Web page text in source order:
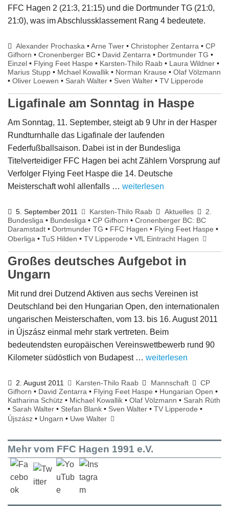
FFC Hagen 2 (21:3, 21:15) und die Dortmunder TG (21:0,
21:0), was im Abschlussklassement Rang 4 bedeutete.
Alexander Prochaska •Arne Twer •Christopher Zentarra •CP
Gifhorn • Cronenberger BC • David Zentarra • Dortmunder TG •
Einzel • Flying Feet Haspe • Karsten-Thilo Raab • Laura Wildner •
Marius Stupp • Mchael Kowallik • Norman Krause • Olaf Völzmann
• Oliver Loewen • Sarah Walter • Sven Walter • TV Lipperode
Ligafinale am Sonntag in Haspe
Am Sonntag, 11. September, steigt ab 9 Uhr in der Hasper
Rundturnhalle das Ligafinale der laufenden
Federfußballsaison. Dabei ist in der Bundesliga
Titelverteidiger FFC Hagen bei acht Zählern Vorsprung auf
Verfolger Flying Feet Haspe die 14. Deutsche
Meisterschaft wohl allenfalls … weiterlesen
5. September 2011 Karsten-Thilo Raab Aktuelles
2.
Bundesliga • Bundesliga • CP Gifhorn • Cronenberger BC: BC
Daramstadt • Dortmunder TG • FFC Hagen • Flying Feet Haspe •
Oberliga • TuS Hilden • TV Lipperode • VfL Eintracht Hagen
Großes deutsches Aufgebot in
Ungarn
Mit rund drei Dutzend Aktiven aus sechs Vereinen ist
Deutschland bei den Hungarian Open, den internationalen
ungarischen Meisterschaften, vom 13. bis 16. August 2011
in Újszász einmal mehr stark vertreten. Beim
bedeutendsten europäischen Vereinswettbewerb rund 90
Kilometer südöstlich von Budapest … weiterlesen
2. August 2011 Karsten-Thilo Raab Mannschaft
CP
Gifhorn • David Zentarra • Flying Feet Haspe • Hungarian Open •
Katharina Schütz • Michael Kowallik • Olaf Völzmann • Sarah Rüth
• Sarah Walter • Stefan Blank • Sven Walter • TV Lipperode •
Újszász • Ungarn • Uwe Walter
Mehr vom FFC Hagen 1991 e.V.